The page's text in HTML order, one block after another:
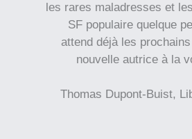
les rares maladresses et
SF populaire quelque
attend déjà les
nouvelle autrice à la
Thomas Dupont-Buist,